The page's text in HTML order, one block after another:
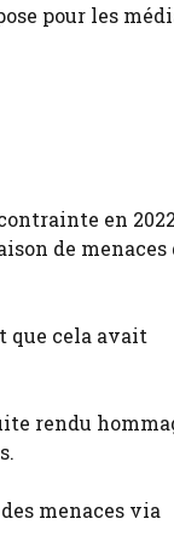
pour les
en 2022
de menaces
que cela avait
rendu
menaces via